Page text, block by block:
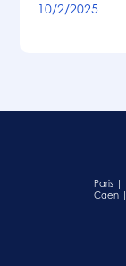
10/2/2025
Paris |
Caen |